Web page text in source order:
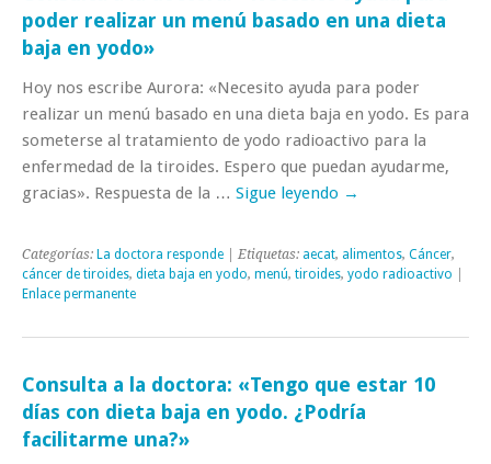
poder realizar un menú basado en una dieta
baja en yodo»
Hoy nos escribe Aurora: «Necesito ayuda para poder
realizar un menú basado en una dieta baja en yodo. Es para
someterse al tratamiento de yodo radioactivo para la
enfermedad de la tiroides. Espero que puedan ayudarme,
gracias». Respuesta de la … Sigue leyendo →
Categorías: La doctora responde | Etiquetas: aecat, alimentos, Cáncer,
cáncer de tiroides, dieta baja en yodo, menú, tiroides, yodo radioactivo
Enlace permanente
Consulta a la doctora: «Tengo que estar 10
días con dieta baja en yodo. ¿Podría
facilitarme una?»